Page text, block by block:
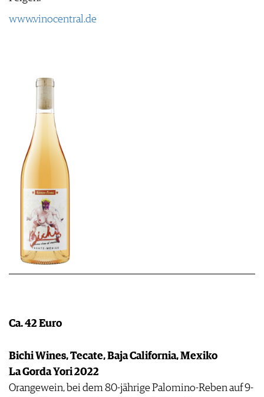
www.vinocentral.de
Ca. 42 Euro
Bichi Wines, Tecate, Baja California, Mexiko
La Gorda Yori 2022
Orangewein, bei dem 80-jährige Palomino-Reben auf 9-